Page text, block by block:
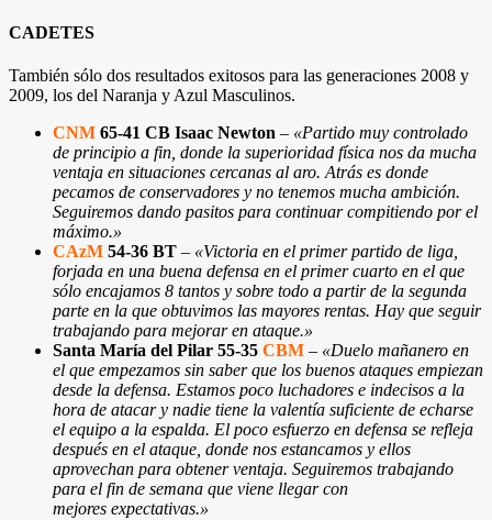
CADETES
También sólo dos resultados exitosos para las generaciones 2008 y
2009, los del Naranja y Azul Masculinos.
CNM 65-41 CB Isaac Newton – «Partido muy controlado
de principio a fin, donde la superioridad física nos da mucha
ventaja en situaciones cercanas al aro. Atrás es donde
pecamos de conservadores y no tenemos mucha ambición.
Seguiremos dando pasitos para continuar compitiendo por el
máximo.»
CAzM 54-36 BT – «Victoria en el primer partido de liga,
forjada en una buena defensa en el primer cuarto en el que
sólo encajamos 8 tantos y sobre todo a partir de la segunda
parte en la que obtuvimos las mayores rentas. Hay que seguir
trabajando para mejorar en ataque.»
Santa María del Pilar 55-35 CBM – «Duelo mañanero en
el que empezamos sin saber que los buenos ataques empiezan
desde la defensa. Estamos poco luchadores e indecisos a la
hora de atacar y nadie tiene la valentía suficiente de echarse
el equipo a la espalda. El poco esfuerzo en defensa se refleja
después en el ataque, donde nos estancamos y ellos
aprovechan para obtener ventaja. Seguiremos trabajando
para el fin de semana que viene llegar con
mejores expectativas.»